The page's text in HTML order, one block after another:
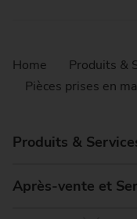
Home Produits &
Pièces prises en
Produits &
Après-vente et